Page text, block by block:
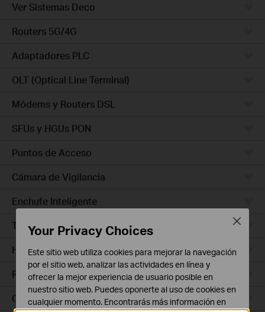
Ver Sistemas Deco
Routers 5G/4G
Adaptadores PLC
OLT (Optical Line Terminal)
Módems y Routers DSL
SFUs y HGUs PON
Puntos de Acceso
Cámara de Vigilancia
Enchufe Inteligente
Timbres con Video
Hub Inteligente
Robots de Limpieza
Ceiling Mount
Your Privacy Choices
Este sitio web utiliza cookies para mejorar la navegación
por el sitio web, analizar las actividades en línea y
ofrecer la mejor experiencia de usuario posible en
nuestro sitio web. Puedes oponerte al uso de cookies en
cualquier momento. Encontrarás más información en
Close